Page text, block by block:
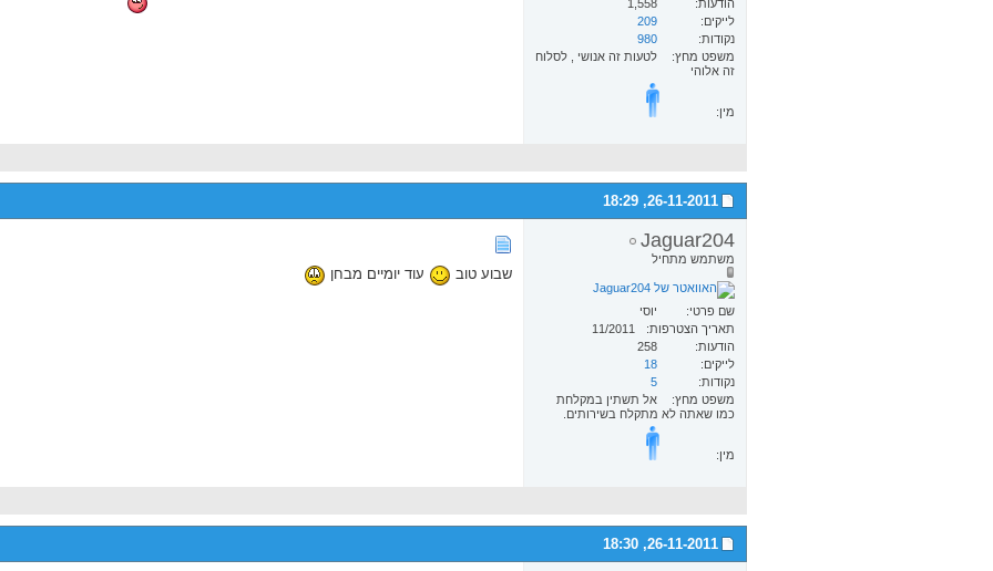
הודעות
1,558
לייקים
209
נקודות
980
משפט מחץ
לטעות זה אנושי , לסלוח
זה אלוהי
מין:
26-11-2011,
18:29
Jaguar204
משתמש מתחיל
שם פרטי
יוסי
תאריך הצטרפות
11/2011
הודעות
258
לייקים
18
נקודות
5
משפט מחץ
אל תשתין במקלחת
כמו שאתה לא מתקלח בשירותים.
מין:
שבוע טוב עוד יומיים מבחן
26-11-2011,
18:30